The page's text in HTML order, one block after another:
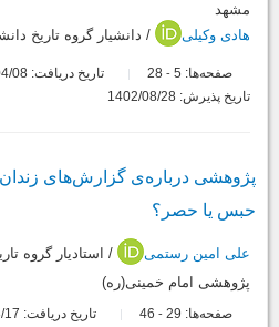
مشهد
هادی وکیلی
/ دانشیار گروه تاریخ
صفحه‌ها: 5
-
تاریخ دریافت: 1402/04/08
تاریخ پذیرش: 1402/08/28
پژوهشی درباره‌ی گزارش‌های
حبس یا حصر؟
علی امین رستمی
/ استادیار گروه
پژوهشی امام خمینی(ره)
صفحه‌ها: 29
-
تاریخ دریافت: 1402/03/17